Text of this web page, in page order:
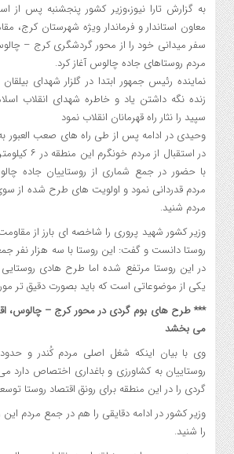
به گزارش تارا نیوز،وزیر کشور پنجشنبه پس از
معاون استاندار و فرماندار ویژه شهرستان کرج،
سفر میدانی خود را از محور گردشگری کرج –
مردم روستاهای جاده چالوس آغاز کرد.
نماینده رئیس جمهور ابتدا در گلزار شهدای
زنده نگه داشتن یاد و خاطره شهدای انقلاب
سپید را نثار راه قهرمانان انقلاب نمود
وحیدی در ادامه پس از طی راه های صعب العبور
در استقبال از
با حضور در جمع شماری از روستاییان جاده
مردم قدردانی نمود و اولویت های طرح شده از سوی
مردم شنید.
وزیر کشور شهید پروری را شاخصه ای بارز از
روستا دانست و گفت: این روستا با سه هزار نفر
در این روستا مرتفع شده اما طرح هادی
یکی از موضوعاتی است که باید بصورت دقیق تر
*** طرح های بوم گردی در محور کرج – چالوس،
می بخشد
روستاییان به کشاورزی و باغداری اختصاص
گردی را در این منطقه برای رونق اقتصاد روستا
وزیر کشور در ادامه دقایقی را هم در جمع مردم
را شنید.